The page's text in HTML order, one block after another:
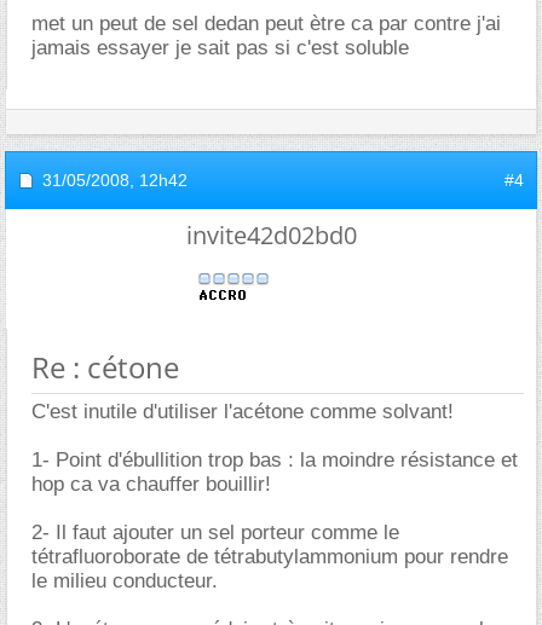
met un peut de sel dedan peut ètre ca par contre j'ai
jamais essayer je sait pas si c'est soluble
31/05/2008, 12h42 #4
invite42d02bd0
Re : cétone
C'est inutile d'utiliser l'acétone comme solvant!
1- Point d'ébullition trop bas : la moindre résistance et
hop ca va chauffer bouillir!
2- Il faut ajouter un sel porteur comme le
tétrafluoroborate de tétrabutylammonium pour rendre
le milieu conducteur.